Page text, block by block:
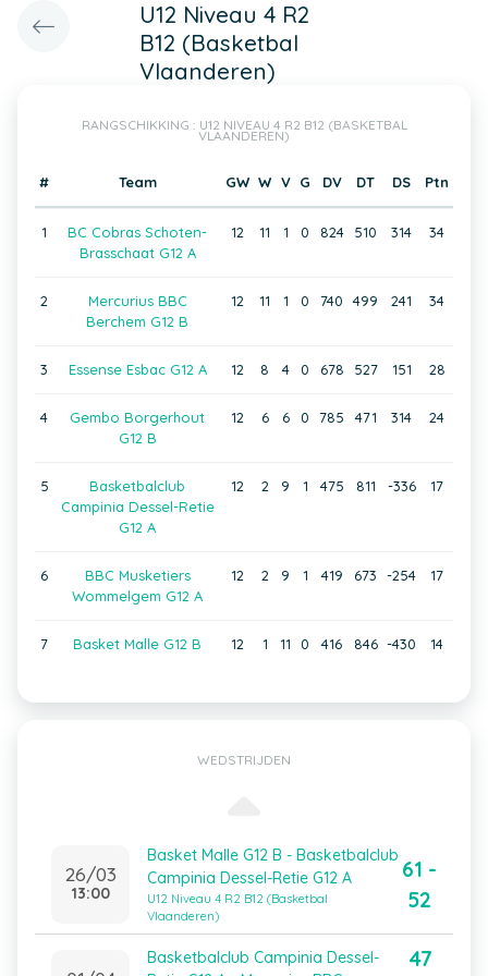
U12 Niveau 4 R2
B12 (Basketbal
Vlaanderen)
RANGSCHIKKING : U12 NIVEAU 4 R2 B12 (BASKETBAL
VLAANDEREN)
# Team GW W V G DV DT DS Ptn
1
BC Cobras Schoten-
Brasschaat G12 A
12 11 1 0 824 510 314 34
2
Mercurius BBC
Berchem G12 B
12 11 1 0 740 499 241 34
3 Essense Esbac G12 A 12 8 4 0 678 527 151 28
4
Gembo Borgerhout
G12 B
12 6 6 0 785 471 314 24
5
Basketbalclub
Campinia Dessel-Retie
G12 A
12 2 9 1 475 811 -336 17
6
BBC Musketiers
Wommelgem G12 A
12 2 9 1 419 673 -254 17
7 Basket Malle G12 B 12 1 11 0 416 846 -430 14
WEDSTRIJDEN
26/03
13:00
Basket Malle G12 B - Basketbalclub
Campinia Dessel-Retie G12 A
U12 Niveau 4 R2 B12 (Basketbal
Vlaanderen)
61 -
52
Basketbalclub Campinia Dessel-
47